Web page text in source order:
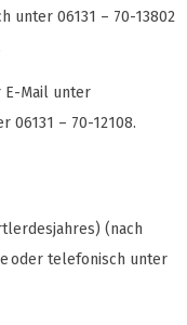
unter 06131 – 70-13802
E-Mail unter
06131 – 70-12108.
(nach
oder telefonisch unter